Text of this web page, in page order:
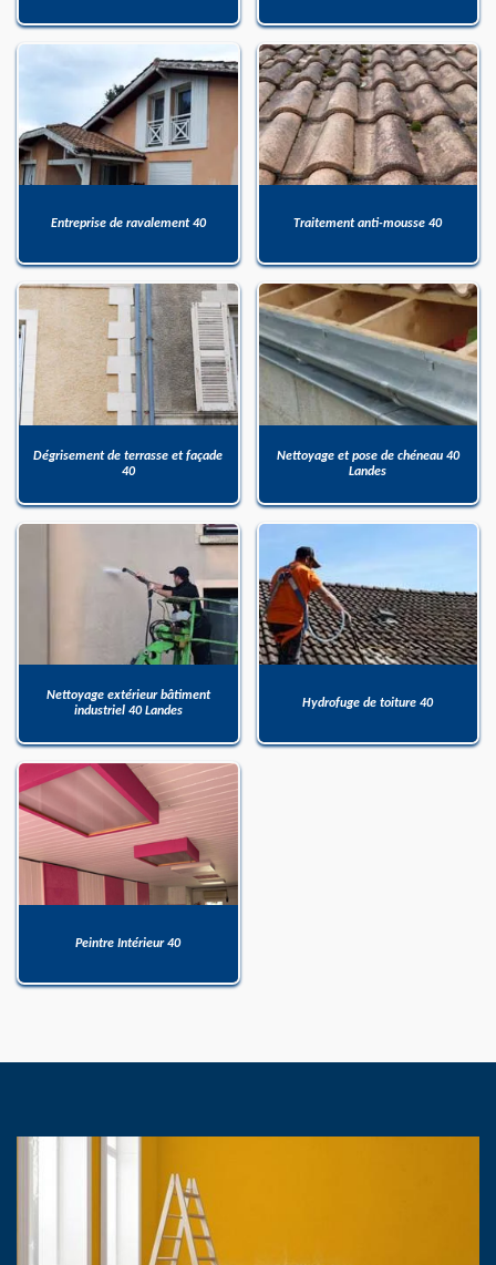
Entreprise de ravalement 40 Traitement anti-mousse 40
Dégrisement de terrasse et façade
40
Nettoyage et pose de chéneau 40
Landes
Nettoyage extérieur bâtiment
industriel 40 Landes
Hydrofuge de toiture 40
Peintre Intérieur 40